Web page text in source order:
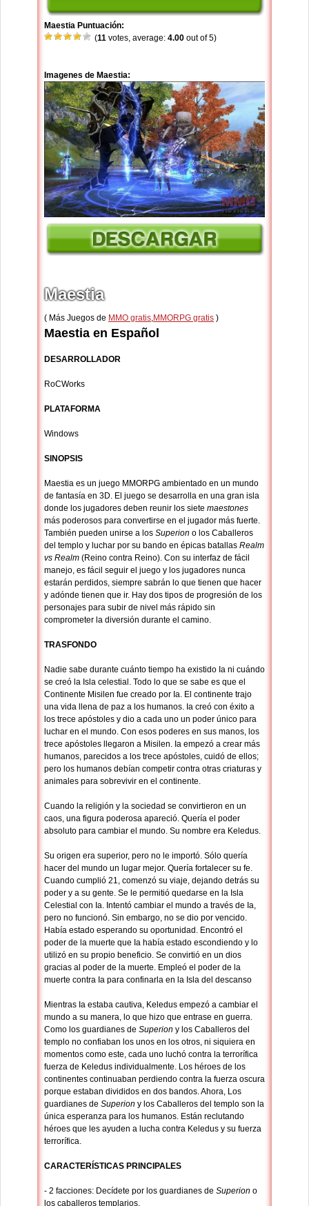
Maestia Puntuación:
(11 votes, average: 4.00 out of 5)
Imagenes de Maestia:
Maestia
( Más Juegos de MMO gratis,MMORPG gratis )
Maestia en Español
DESARROLLADOR
RoCWorks
PLATAFORMA
Windows
SINOPSIS
Maestia es un juego MMORPG ambientado en un mundo
de fantasía en 3D. El juego se desarrolla en una gran isla
donde los jugadores deben reunir los siete maestones
más poderosos para convertirse en el jugador más fuerte.
También pueden unirse a los Superion o los Caballeros
del templo y luchar por su bando en épicas batallas Realm
vs Realm (Reino contra Reino). Con su interfaz de fácil
manejo, es fácil seguir el juego y los jugadores nunca
estarán perdidos, siempre sabrán lo que tienen que hacer
y adónde tienen que ir. Hay dos tipos de progresión de los
personajes para subir de nivel más rápido sin
comprometer la diversión durante el camino.
TRASFONDO
Nadie sabe durante cuánto tiempo ha existido Ia ni cuándo
se creó la Isla celestial. Todo lo que se sabe es que el
Continente Misilen fue creado por Ia. El continente trajo
una vida llena de paz a los humanos. Ia creó con éxito a
los trece apóstoles y dio a cada uno un poder único para
luchar en el mundo. Con esos poderes en sus manos, los
trece apóstoles llegaron a Misilen. Ia empezó a crear más
humanos, parecidos a los trece apóstoles, cuidó de ellos;
pero los humanos debían competir contra otras criaturas y
animales para sobrevivir en el continente.
Cuando la religión y la sociedad se convirtieron en un
caos, una figura poderosa apareció. Quería el poder
absoluto para cambiar el mundo. Su nombre era Keledus.
Su origen era superior, pero no le importó. Sólo quería
hacer del mundo un lugar mejor. Quería fortalecer su fe.
Cuando cumplió 21, comenzó su viaje, dejando detrás su
poder y a su gente. Se le permitió quedarse en la Isla
Celestial con Ia. Intentó cambiar el mundo a través de Ia,
pero no funcionó. Sin embargo, no se dio por vencido.
Había estado esperando su oportunidad. Encontró el
poder de la muerte que Ia había estado escondiendo y lo
utilizó en su propio beneficio. Se convirtió en un dios
gracias al poder de la muerte. Empleó el poder de la
muerte contra Ia para confinarla en la Isla del descanso
Mientras Ia estaba cautiva, Keledus empezó a cambiar el
mundo a su manera, lo que hizo que entrase en guerra.
Como los guardianes de Superion y los Caballeros del
templo no confiaban los unos en los otros, ni siquiera en
momentos como este, cada uno luchó contra la terrorífica
fuerza de Keledus individualmente. Los héroes de los
continentes continuaban perdiendo contra la fuerza oscura
porque estaban divididos en dos bandos. Ahora, Los
guardianes de Superion y los Caballeros del templo son la
única esperanza para los humanos. Están reclutando
héroes que les ayuden a lucha contra Keledus y su fuerza
terrorífica.
CARACTERÍSTICAS PRINCIPALES
- 2 facciones: Decídete por los guardianes de Superion o
los caballeros templarios.